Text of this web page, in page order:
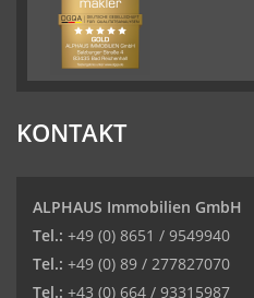
KONTAKT
ALPHAUS Immobilien GmbH
Tel.: +49 (0) 8651 / 9549940
Tel.: +49 (0) 89 / 277827070
Tel.: +43 (0) 664 / 93315987